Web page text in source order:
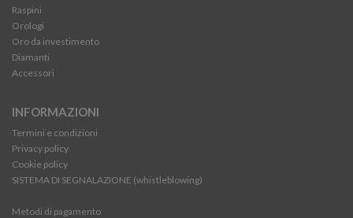
Raspini
Orologi
Oro da investimento
Diamanti
Accessori
INFORMAZIONI
Termini e condizioni
Privacy policy
Cookie policy
SISTEMA DI SEGNALAZIONE (whistleblowing)
Metodi di pagamento